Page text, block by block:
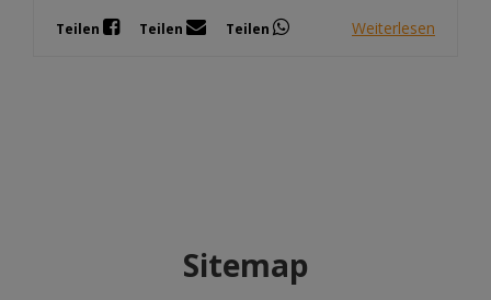
Teilen Teilen Teilen Weiterlesen
Sitemap